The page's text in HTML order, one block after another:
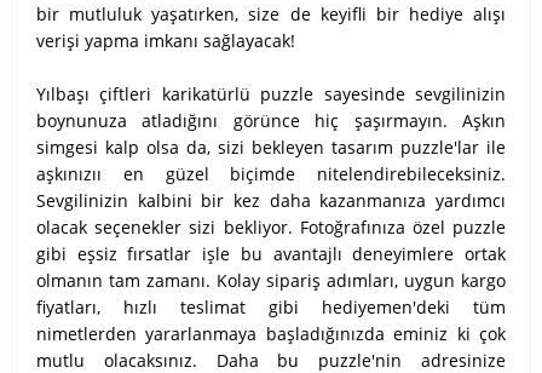
bir mutluluk yaşatırken, size de keyifli bir hediye alışı
verişi yapma imkanı sağlayacak!
Yılbaşı çiftleri karikatürlü puzzle sayesinde sevgilinizin
boynunuza atladığını görünce hiç şaşırmayın. Aşkın
simgesi kalp olsa da, sizi bekleyen tasarım puzzle'lar ile
aşkınızıı en güzel biçimde nitelendirebileceksiniz.
Sevgilinizin kalbini bir kez daha kazanmanıza yardımcı
olacak seçenekler sizi bekliyor. Fotoğrafınıza özel puzzle
gibi eşsiz fırsatlar işle bu avantajlı deneyimlere ortak
olmanın tam zamanı. Kolay sipariş adımları, uygun kargo
fiyatları, hızlı teslimat gibi hediyemen'deki tüm
nimetlerden yararlanmaya başladığınızda eminiz ki çok
mutlu olacaksınız. Daha bu puzzle'nin adresinize